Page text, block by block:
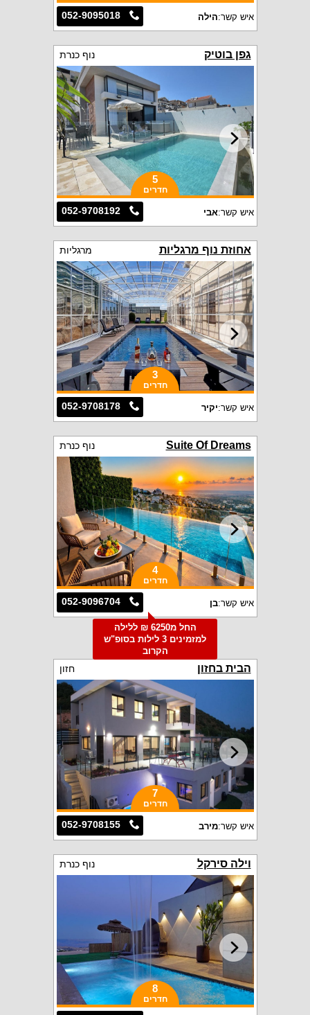
052-9095018 איש קשר:הילה
גפן בוטיק נוף כנרת
5
חדרים
052-9708192 איש קשר:אבי
אחוזת נוף מרגליות מרגליות
3
חדרים
052-9708178 איש קשר:יקיר
Suite Of Dreams נוף כנרת
4
חדרים
052-9096704 איש קשר:בן
החל מ6250 ₪ ללילה
למזמינים 3 לילות בסופ"ש
הקרוב
הבית בחזון חזון
7
חדרים
052-9708155 איש קשר:מירב
וילה סירקל נוף כנרת
8
חדרים